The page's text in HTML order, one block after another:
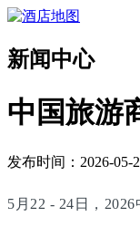
新闻中心
中国旅游
发布时间：2026-05-
5月22 - 24日，